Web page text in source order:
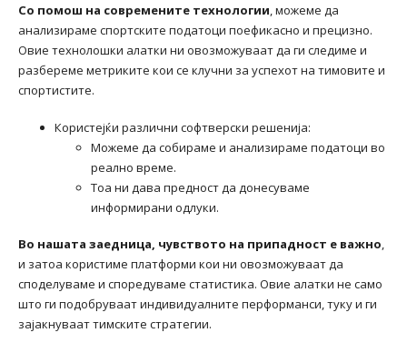
Со помош на современите технологии, можеме да
анализираме спортските податоци поефикасно и прецизно.
Овие технолошки алатки ни овозможуваат да ги следиме и
разбереме метриките кои се клучни за успехот на тимовите и
спортистите.
Користејќи различни софтверски решенија:
Можеме да собираме и анализираме податоци во
реално време.
Тоа ни дава предност да донесуваме
информирани одлуки.
Во нашата заедница, чувството на припадност е важно,
и затоа користиме платформи кои ни овозможуваат да
споделуваме и споредуваме статистика. Овие алатки не само
што ги подобруваат индивидуалните перформанси, туку и ги
зајакнуваат тимските стратегии.